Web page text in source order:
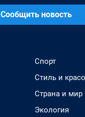
Сообщить новость
Спорт
Стиль и
Страна и мир
Экология